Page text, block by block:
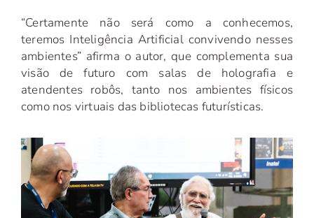
“Certamente não será como a conhecemos,
teremos Inteligência Artificial convivendo nesses
ambientes” afirma o autor, que complementa sua
visão de futuro com salas de holografia e
atendentes robôs, tanto nos ambientes físicos
como nos virtuais das bibliotecas futurísticas.